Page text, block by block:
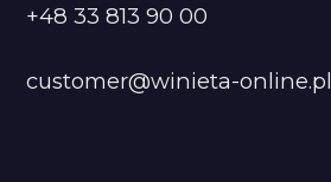
+48 33 813 90 00
customer@winieta-online.pl